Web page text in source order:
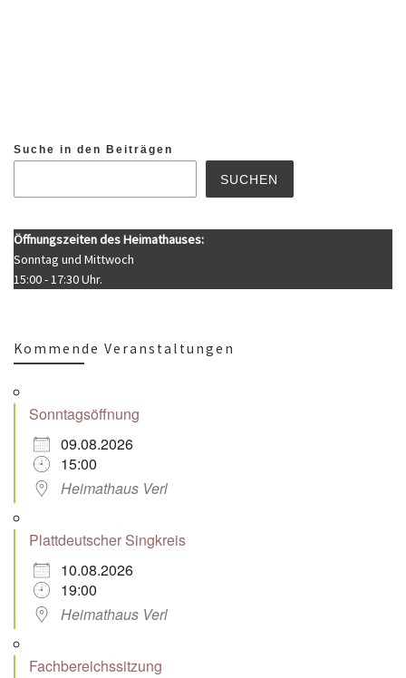
Suche in den Beiträgen
SUCHEN
Öffnungszeiten des Heimathauses:
Sonntag und Mittwoch
15:00 - 17:30 Uhr.
Kommende Veranstaltungen
Sonntagsöffnung
09.08.2026
15:00
Heimathaus Verl
Plattdeutscher Singkreis
10.08.2026
19:00
Heimathaus Verl
Fachbereichssitzung